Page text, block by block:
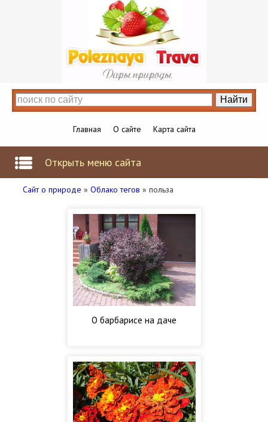
Главная О сайте Карта сайта
Открыть меню сайта
Сайт о природе » Облако тегов » польза
О барбарисе на даче